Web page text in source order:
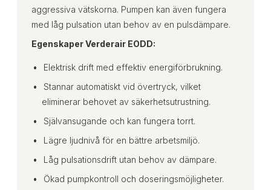
aggressiva vätskorna. Pumpen kan även fungera
med låg pulsation utan behov av en pulsdämpare.
Egenskaper Verderair EODD:
Elektrisk drift med effektiv energiförbrukning.
Stannar automatiskt vid övertryck, vilket
eliminerar behovet av säkerhetsutrustning.
Självansugande och kan fungera torrt.
Lägre ljudnivå för en bättre arbetsmiljö.
Låg pulsationsdrift utan behov av dämpare.
Ökad pumpkontroll och doseringsmöjligheter.